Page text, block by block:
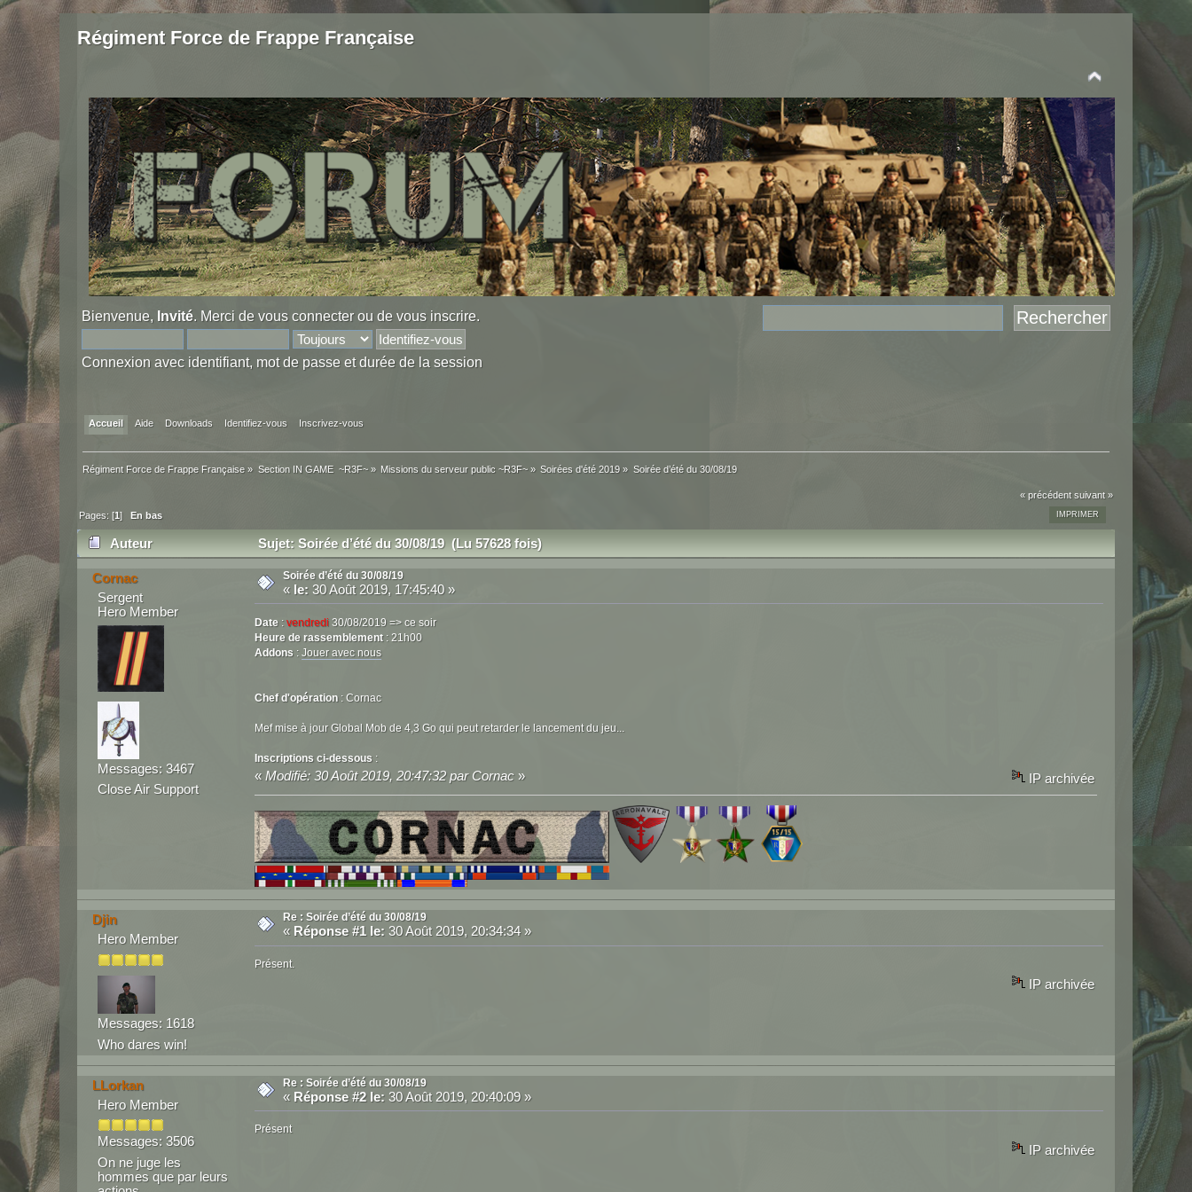
Régiment Force de Frappe Française
Bienvenue, Invité. Merci devous connecterou devous inscrire.
Connexion avec identifiant, mot de passe et durée de la session
Accueil Aide Downloads Identifiez-vous Inscrivez-vous
Régiment Force de Frappe Française » Section IN GAME  ~R3F~» Missions du serveur public ~R3F~ » Soirées d'été 2019» Soirée d’été du 30/08/19
« précédent suivant »
IMPRIMER
Pages: [1]En bas
Auteur Sujet: Soirée d’été du 30/08/19 (Lu 57628 fois)
Cornac
Sergent
Hero Member
Messages: 3467
Close Air Support
Soirée d’été du 30/08/19
« le: 30 Août 2019, 17:45:40 »
Date: vendredi30/08/2019 => ce soir
Heure de rassemblement : 21h00
Addons: Jouer avec nous
Chef d'opération : Cornac
Mef mise à jour Global Mob de 4,3 Go qui peut retarder le lancement du jeu...
Inscriptions ci-dessous :
« Modifié: 30 Août 2019, 20:47:32 par Cornac» IP archivée
Djin
Hero Member
Messages: 1618
Who dares win!
Re : Soirée d’été du 30/08/19
« Réponse #1 le: 30 Août 2019, 20:34:34 »
Présent.
IP archivée
LLorkan
Hero Member
Messages: 3506
On ne juge les
hommes que par leurs
Re : Soirée d’été du 30/08/19
« Réponse #2 le: 30 Août 2019, 20:40:09 »
Présent
IP archivée